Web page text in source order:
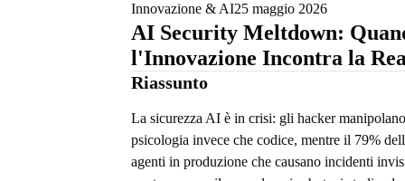
Innovazione & AI25 maggio 2026
AI Security Meltdown:
l'Innovazione Incontra la
Riassunto
La sicurezza AI è in crisi: gli hacker
psicologia invece che codice, mentre il 79%
agenti in produzione che causano incidenti